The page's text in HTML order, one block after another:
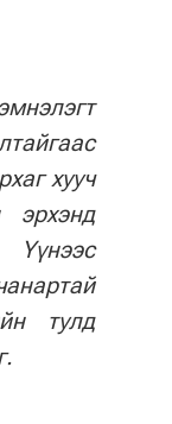
хууч
эрхэнд
Үүнээс
тулд